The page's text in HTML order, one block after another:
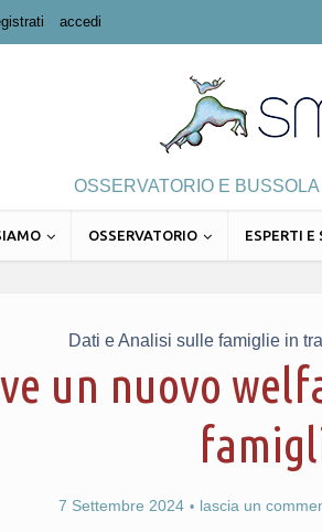
accedi
OSSERVATORIO E
OSSERVATORIO ESPERTI E
Dati e Analisi sulle famiglie in
un nuovo
7 Settembre 2024 lascia un